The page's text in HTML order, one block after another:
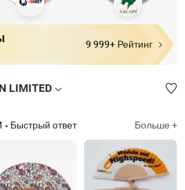
9 999+ Рейтинг
LIMITED
Быстрый ответ Больше +